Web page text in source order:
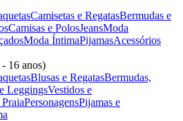
Camisetas e RegatasBermudas e
Camisas e PolosJeansModa
Moda ÍntimaPijamasAcessórios
16 anos)
Blusas e RegatasBermudas,
LeggingsVestidos e
PersonagensPijamas e